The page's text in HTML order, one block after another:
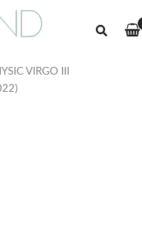
Buscar
VIRGO III